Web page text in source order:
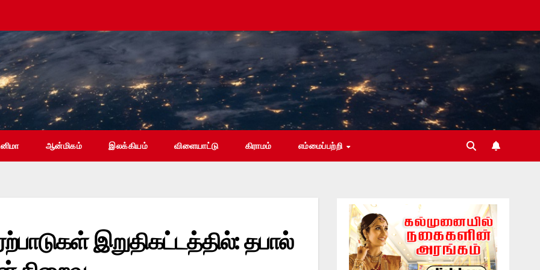
ஆன்மிகம் இலக்கியம் விளையாட்டு கிராமம் எம்மைப்பற்றி
இறுதிகட்டத்தில்: தபால்